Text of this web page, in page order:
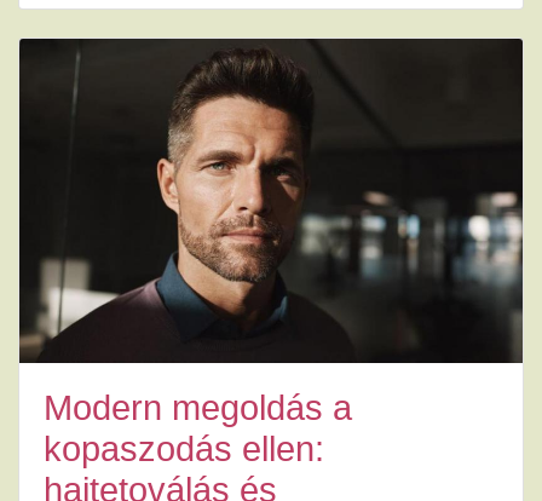
Modern megoldás a
kopaszodás ellen:
hajtetoválás és